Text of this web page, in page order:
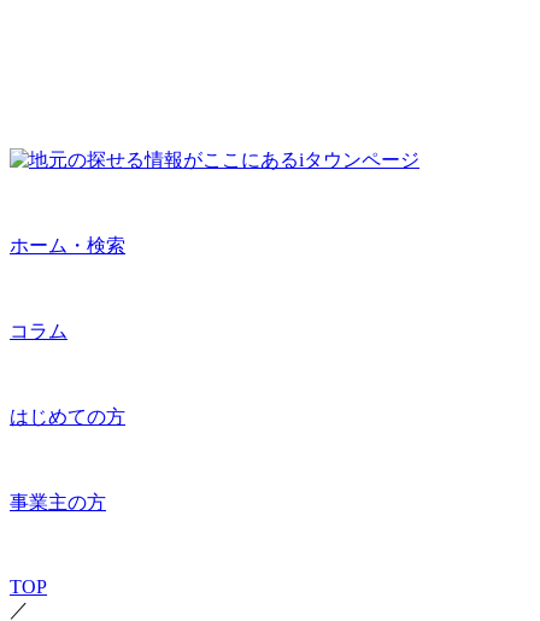
ホーム・検索
コラム
はじめての方
事業主の方
TOP
／